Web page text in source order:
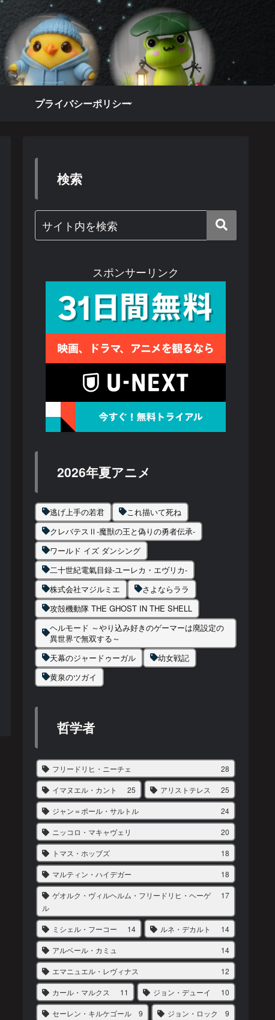
プライバシーポリシー
検索
スポンサーリンク
2026年夏アニメ
逃げ上手の若君
これ描いて死ね
クレバテスⅡ-魔獣の王と偽りの勇者伝承-
ワールド イズ ダンシング
二十世紀電氣目録-ユーレカ・エヴリカ-
株式会社マジルミエ
さよならララ
攻殻機動隊 THE GHOST IN THE SHELL
ヘルモード ～やり込み好きのゲーマーは廃設定の
異世界で無双する～
天幕のジャードゥーガル
幼女戦記
黄泉のツガイ
哲学者
フリードリヒ・ニーチェ 28
イマヌエル・カント 25 アリストテレス 25
ジャン＝ポール・サルトル 24
ニッコロ・マキャヴェリ 20
トマス・ホッブズ 18
マルティン・ハイデガー 18
ゲオルク・ヴィルヘルム・フリードリヒ・ヘーゲ
ル
17
ミシェル・フーコー 14 ルネ・デカルト 14
アルベール・カミュ 14
エマニュエル・レヴィナス 12
カール・マルクス 11 ジョン・デューイ 10
セーレン・キルケゴール 9 ジョン・ロック 9